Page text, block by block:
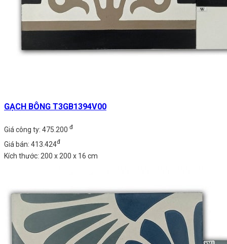
GẠCH BÔNG T3GB1394V00
Giá công ty: 475.200 đ
Giá bán: 413.424đ
Kích thước: 200 x 200 x 16 cm